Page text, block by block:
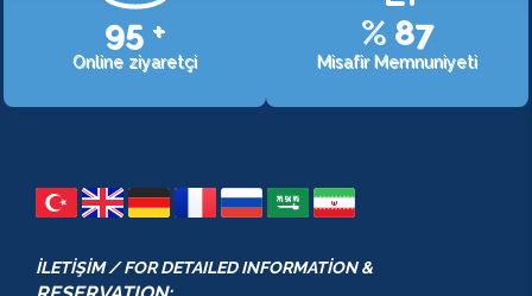
107 +
Online ziyaretçi
% 98
Misafir Memnuniyeti
İLETİŞİM / FOR DETAILED INFORMATİON &